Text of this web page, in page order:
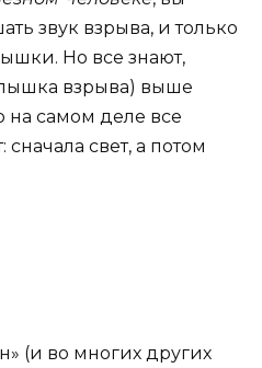
звук взрыва, и только
Но все знают,
взрыва) выше
на самом деле все
свет, а потом
(и во многих других